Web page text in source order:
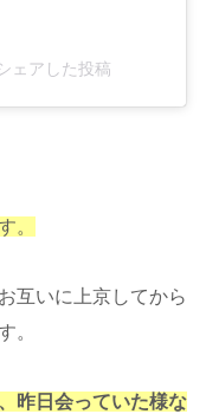
ェアした投稿
。
互いに上京してから
。
、昨日会っていた様な